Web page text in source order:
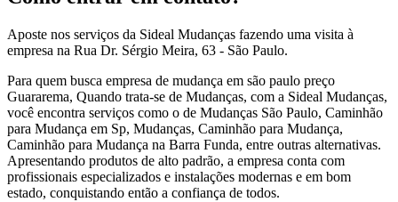
Aposte nos serviços da Sideal Mudanças fazendo uma visita à
empresa na Rua Dr. Sérgio Meira, 63 - São Paulo.
Para quem busca empresa de mudança em são paulo preço
Guararema, Quando trata-se de Mudanças, com a Sideal Mudanças,
você encontra serviços como o de Mudanças São Paulo, Caminhão
para Mudança em Sp, Mudanças, Caminhão para Mudança,
Caminhão para Mudança na Barra Funda, entre outras alternativas.
Apresentando produtos de alto padrão, a empresa conta com
profissionais especializados e instalações modernas e em bom
estado, conquistando então a confiança de todos.